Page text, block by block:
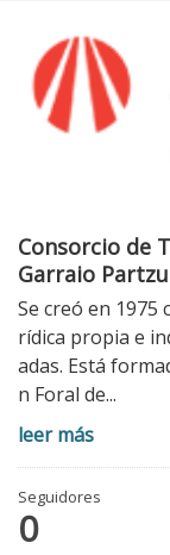
Consorcio de
Garraio
Se creó en 1975
rídica propia e
adas. Está
n Foral de...
leer más
Seguidores
0